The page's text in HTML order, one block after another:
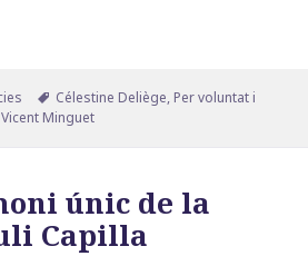
Etiquetes
Célestine Deliège, Per voluntat i
Vicent Minguet
únic de la
Capilla